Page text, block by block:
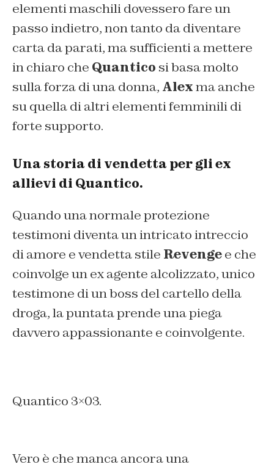
elementi maschili dovessero fare un
passo indietro, non tanto da diventare
carta da parati, ma sufficienti a mettere
in chiaro che Quantico si basa molto
sulla forza di una donna, Alexma anche
su quella di altri elementi femminili di
forte supporto.
Una storia di vendetta per gli ex
allievi di Quantico.
Quando una normale protezione
testimoni diventa un intricato intreccio
di amore e vendetta stile Revengee che
coinvolge un ex agente alcolizzato, unico
testimone di un boss del cartello della
droga, la puntata prende una piega
davvero appassionante e coinvolgente.
Quantico 3×03.
Vero è che manca ancora una